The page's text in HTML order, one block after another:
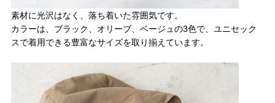
素材に光沢はなく、落ち着いた雰囲気です。
カラーは、ブラック、オリーブ、ベージュの3色で、ユニセック
スで着用できる豊富なサイズを取り揃えています。